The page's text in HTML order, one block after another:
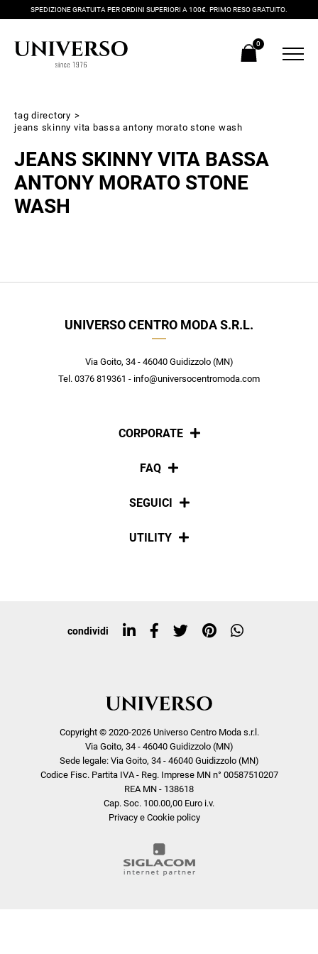
SPEDIZIONE GRATUITA PER ORDINI SUPERIORI A 100€. PRIMO RESO GRATUITO.
0
tag directory >
jeans skinny vita bassa antony morato stone wash
JEANS SKINNY VITA BASSA
ANTONY MORATO STONE
WASH
UNIVERSO CENTRO MODA S.R.L.
Via Goito, 34 - 46040 Guidizzolo (MN)
Tel. 0376 819361 - info@universocentromoda.com
CORPORATE
Chi siamo
FAQ
Pagamenti
SEGUICI
Social
UTILITY
Top ricerche
condividi
Copyright © 2020-2026 Universo Centro Moda s.r.l.
Via Goito, 34 - 46040 Guidizzolo (MN)
Sede legale: Via Goito, 34 - 46040 Guidizzolo (MN)
Codice Fisc. Partita IVA - Reg. Imprese MN n° 00587510207
REA MN - 138618
Cap. Soc. 100.00,00 Euro i.v.
Privacy e Cookie policy
Crea il tuo stile grazie ai consigli dei nostri personal shopper e
scopri in anteprima le offerte in esclusiva a te riservate.